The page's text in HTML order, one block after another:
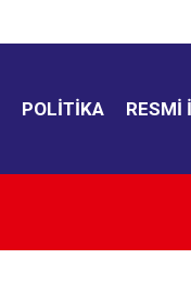
POLITIKA RESMI